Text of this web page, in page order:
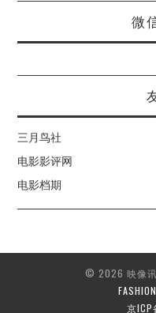
微
三月鸟社
电影影评网
电影档期
© 2026 映像讯.
京ICP